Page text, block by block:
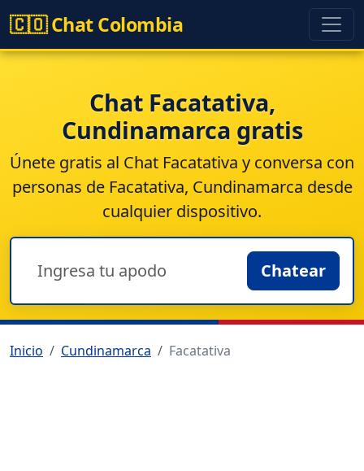
🇨🇴 Chat Colombia
Chat Facatativa,
Cundinamarca gratis
Únete gratis al Chat Facatativa y conversa con
personas de Facatativa, Cundinamarca desde
cualquier dispositivo.
Chatear
Inicio Cundinamarca Facatativa